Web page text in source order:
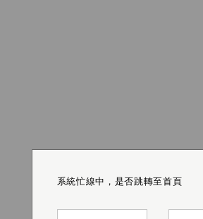
系統忙線中，是否跳轉至首頁
系統忙線中，是否跳轉至首頁
系統忙線中，是否跳轉至首頁
系統忙線中，是否跳轉至首頁
系統忙線中，是否跳轉至首頁